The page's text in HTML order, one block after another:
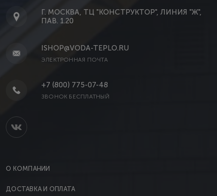
Г. МОСКВА, ТЦ "КОНСТРУКТОР", ЛИНИЯ "Ж",
ПАВ. 1.20
ISHOP@VODA-TEPLO.RU
ЭЛЕКТРОННАЯ ПОЧТА
+7 (800) 775-07-48
ЗВОНОК БЕСПЛАТНЫЙ
О КОМПАНИИ
ДОСТАВКА И ОПЛАТА